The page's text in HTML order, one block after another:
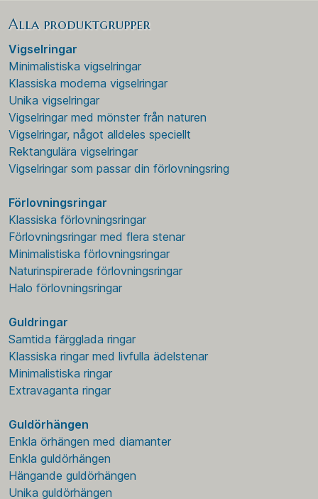
Alla produktgrupper
Vigselringar
Minimalistiska vigselringar
Klassiska moderna vigselringar
Unika vigselringar
Vigselringar med mönster från naturen
Vigselringar, något alldeles speciellt
Rektangulära vigselringar
Vigselringar som passar din förlovningsring
Förlovningsringar
Klassiska förlovningsringar
Förlovningsringar med flera stenar
Minimalistiska förlovningsringar
Naturinspirerade förlovningsringar
Halo förlovningsringar
Guldringar
Samtida färgglada ringar
Klassiska ringar med livfulla ädelstenar
Minimalistiska ringar
Extravaganta ringar
Guldörhängen
Enkla örhängen med diamanter
Enkla guldörhängen
Hängande guldörhängen
Unika guldörhängen